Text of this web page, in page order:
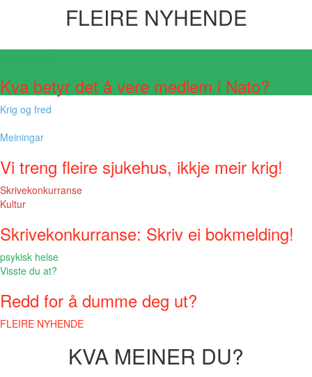
FLEIRE NYHENDE
Kva betyr det å vere medlem i Nato?
Krig og fred
Meiningar
Vi treng fleire sjukehus, ikkje meir krig!
Skrivekonkurranse
Kultur
Skrivekonkurranse: Skriv ei bokmelding!
psykisk helse
Visste du at?
Redd for å dumme deg ut?
FLEIRE NYHENDE
KVA MEINER DU?